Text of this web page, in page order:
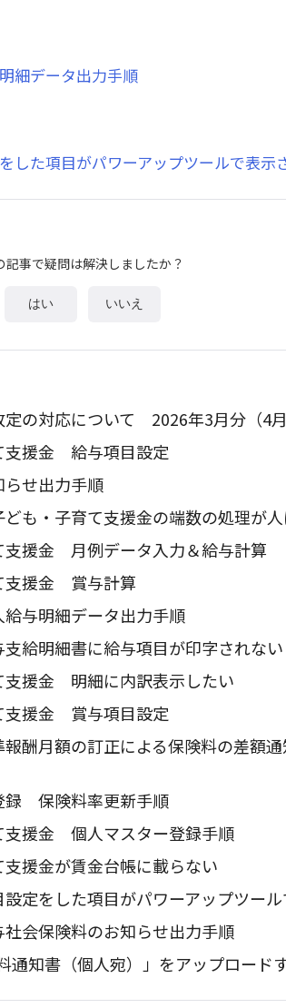
細データ出力手順
した項目がパワーアップツールで表示
記事で疑問は解決しましたか？
はい いいえ
定の対応について 2026年3月分（4
支援金 給与項目設定
せ出力手順
ども・子育て支援金の端数の処理が
支援金 月例データ入力＆給与計算
支援金 賞与計算
与明細データ出力手順
給明細書に給与項目が印字されない
支援金 明細に内訳表示したい
支援金 賞与項目設定
酬月額の訂正による保険料の差額
録 保険料率更新手順
支援金 個人マスター登録手順
支援金が賃金台帳に載らない
設定をした項目がパワーアップツー
社会保険料のお知らせ出力手順
通知書（個人宛）」をアップロード